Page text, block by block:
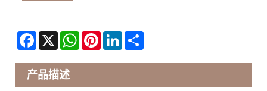
Facebook
X WhatsAppPinterestLinkedIn
产品描述